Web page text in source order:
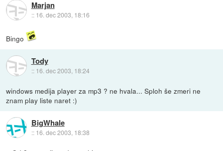
Marjan
:: 16. dec 2003, 18:16
Bingo
Tody
:: 16. dec 2003, 18:24
windows medija player za mp3 ? ne hvala... Sploh še zmeri ne
znam play liste naret :)
BigWhale
:: 16. dec 2003, 18:38